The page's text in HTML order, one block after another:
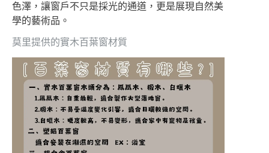
色澤，讓窗戶不只是採光的通道，更是展現自然美
學的藝術品。
莫里提供的實木百葉窗材質